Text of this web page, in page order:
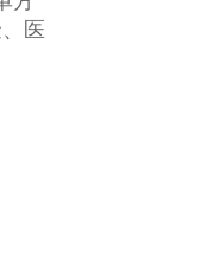
医